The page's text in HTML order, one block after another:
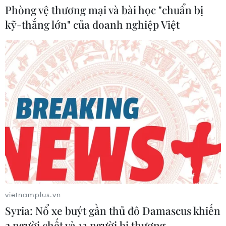
Dự án cầu Đuống mới: Vướng mặt bằng,
liệu có kịp thông xe vào cuối năm nay?
01/04/2026 08:46
Phòng vệ thương mại và bài học "chuẩn bị
kỹ-thắng lớn" của doanh nghiệp Việt
vietnamplus.vn
Syria: Nổ xe buýt gần thủ đô Damascus khiến